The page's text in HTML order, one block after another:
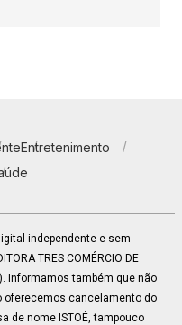
Entretenimento
independente e sem
TRES COMÉRCIO DE
Informamos também que não
oferecemos cancelamento do
de nome ISTOÉ, tampouco